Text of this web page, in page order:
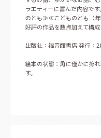
ラエティーに富んだ内容で
のとも≫≪こどものとも（
好評の作品を数点加えて構成
出版社：福音館書店 発行：
絵本の状態：角に僅かに擦
す。